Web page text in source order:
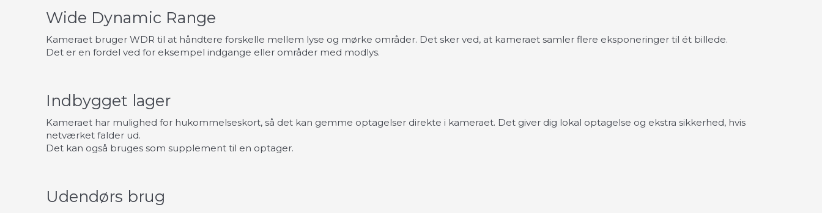
Wide Dynamic Range
Kameraet bruger WDR til at håndtere forskelle mellem lyse og mørke områder. Det sker ved, at kameraet samler flere eksponeringer til ét billede.
Det er en fordel ved for eksempel indgange eller områder med modlys.
Indbygget lager
Kameraet har mulighed for hukommelseskort, så det kan gemme optagelser direkte i kameraet. Det giver dig lokal optagelse og ekstra sikkerhed, hvis
netværket falder ud.
Det kan også bruges som supplement til en optager.
Udendørs brug